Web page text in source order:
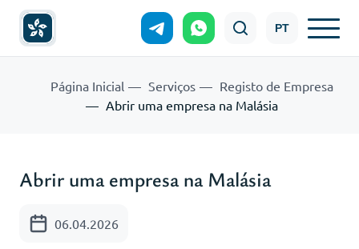
PT
Página Inicial Serviços
Registo de Empresa
Abrir uma empresa na Malásia
Abrir uma empresa na Malásia
06.04.2026